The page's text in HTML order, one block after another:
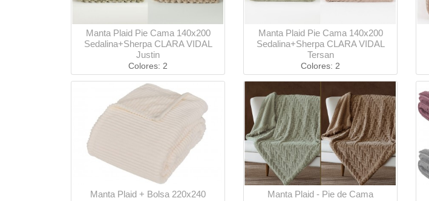
Manta Plaid Pie Cama 140x200
Sedalina+Sherpa CLARA VIDAL
Justin
Colores: 2
Manta Plaid Pie Cama 140x200
Sedalina+Sherpa CLARA VIDAL
Tersan
Colores: 2
Manta Plaid + Bolsa 220x240
Manta Plaid - Pie de Cama